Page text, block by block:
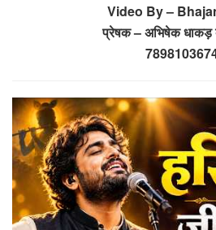
Video By –
प्रेषक – अभिषेक धाकड़